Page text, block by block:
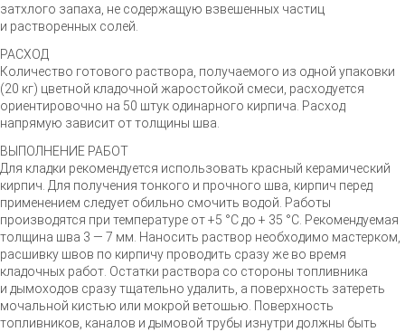
затхлого запаха, не содержащую взвешенных частиц
и растворенных солей.
РАСХОД
Количество готового раствора, получаемого из одной упаковки
(20 кг) цветной кладочной жаростойкой смеси, расходуется
ориентировочно на 50 штук одинарного кирпича. Расход
напрямую зависит от толщины шва.
ВЫПОЛНЕНИЕ РАБОТ
Для кладки рекомендуется использовать красный керамический
кирпич. Для получения тонкого и прочного шва, кирпич перед
применением следует обильно смочить водой. Работы
производятся при температуре от +5 °С до + 35 °С. Рекомендуемая
толщина шва 3 — 7 мм. Наносить раствор необходимо мастерком,
расшивку швов по кирпичу проводить сразу же во время
кладочных работ. Остатки раствора со стороны топливника
и дымоходов сразу тщательно удалить, а поверхность затереть
мочальной кистью или мокрой ветошью. Поверхность
топливников, каналов и дымовой трубы изнутри должны быть